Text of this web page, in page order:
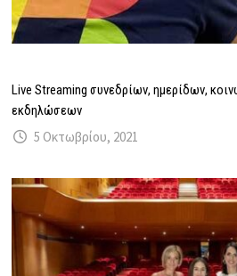
Live Streaming συνεδρίων, ημερίδων,
εκδηλώσεων
5 Οκτωβρίου, 2021